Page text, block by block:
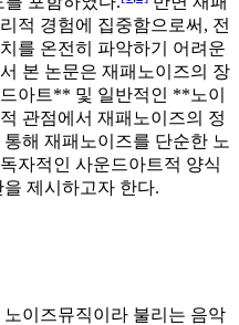
적 경험에 집중함으로써, 전
를 온전히 파악하기 어려운
본 논문은 재패노이즈의 장
아트** 및 일반적인 **노이
관점에서 재패노이즈의 정
해 재패노이즈를 단순한 노
자적인 사운드아트적 양식
제시하고자 한다.
이즈뮤직이라 불리는 음악